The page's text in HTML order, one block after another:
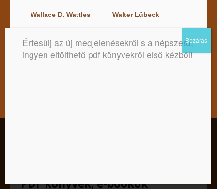
Wallace D. Wattles Walter Lübeck
Wictor Charon William W. Hewitt
PDF könyvek, e-bookok
Értesülj az új megjelenésekről s a népszerű,
ingyen eltölthető pdf könyvekről első kézből!